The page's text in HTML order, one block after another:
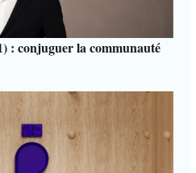
: conjuguer la communauté